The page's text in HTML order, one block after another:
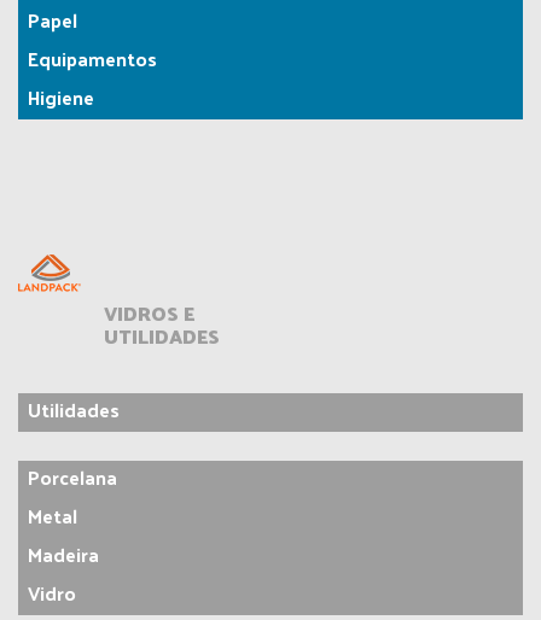
Papel
Equipamentos
Higiene
VIDROS E
UTILIDADES
Utilidades
Porcelana
Metal
Madeira
Vidro